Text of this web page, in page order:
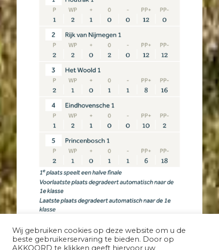
Wij gebruiken cookies op deze website om u de
beste gebruikerservaring te bieden. Door op
AKKOORD te klikken geeft hiervoor uw